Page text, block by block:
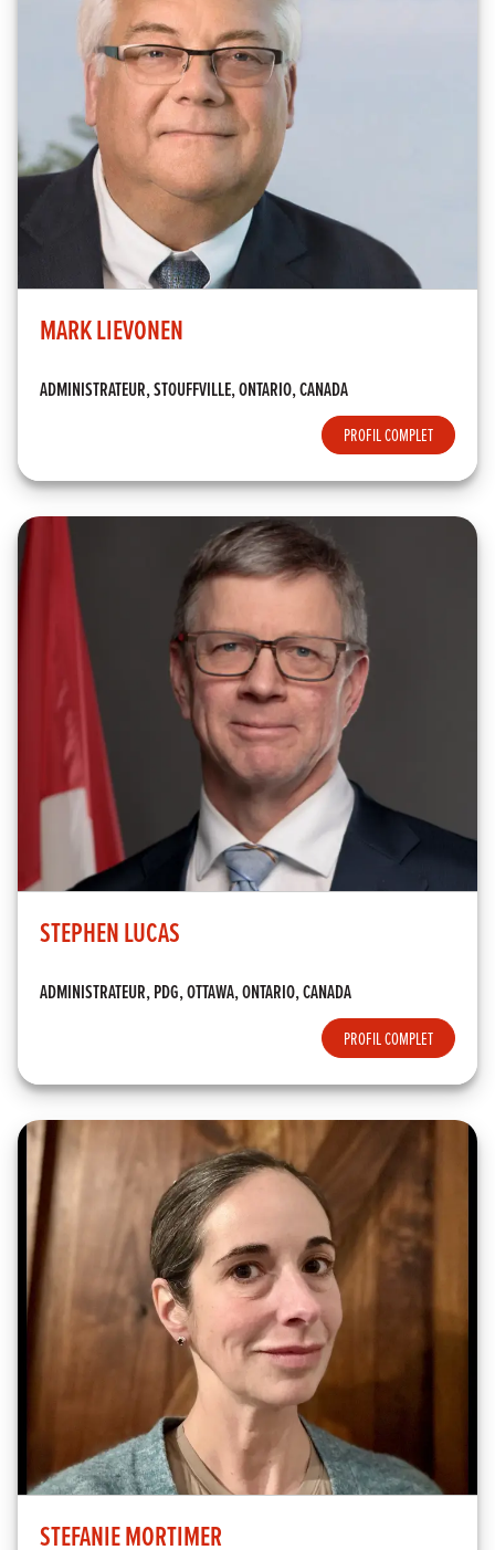
MARK LIEVONEN
ADMINISTRATEUR, STOUFFVILLE, ONTARIO, CANADA
PROFIL COMPLET
STEPHEN LUCAS
ADMINISTRATEUR, PDG, OTTAWA, ONTARIO, CANADA
PROFIL COMPLET
STEFANIE MORTIMER